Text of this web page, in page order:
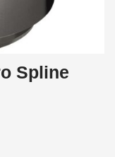
Spline